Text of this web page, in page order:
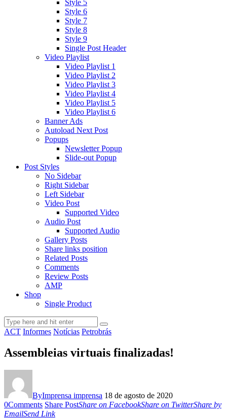
Style 5
Style 6
Style 7
Style 8
Style 9
Single Post Header
Video Playlist
Video Playlist 1
Video Playlist 2
Video Playlist 3
Video Playlist 4
Video Playlist 5
Video Playlist 6
Banner Ads
Autoload Next Post
Popups
Newsletter Popup
Slide-out Popup
Post Styles
No Sidebar
Right Sidebar
Left Sidebar
Video Post
Supported Video
Audio Post
Supported Audio
Gallery Posts
Share links position
Related Posts
Comments
Review Posts
AMP
Shop
Single Product
ACT Informes Notícias Petrobrás
Assembleias virtuais finalizadas!
ByImprensa imprensa 18 de agosto de 2020
0Comments Share PostShare on FacebookShare on TwitterShare by
EmailSend Link